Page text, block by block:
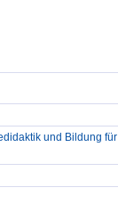
und Bildung für